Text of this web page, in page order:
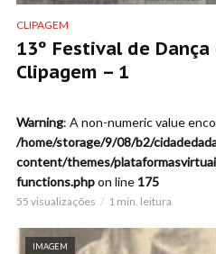
CLIPAGEM
13º Festival de
Clipagem – 1
Warning: A non-numeric value
/home/storage/9/08/b2/
content/themes/
functions.phpon line 175
55 visualizações 1 min. leitura
IMAGEM